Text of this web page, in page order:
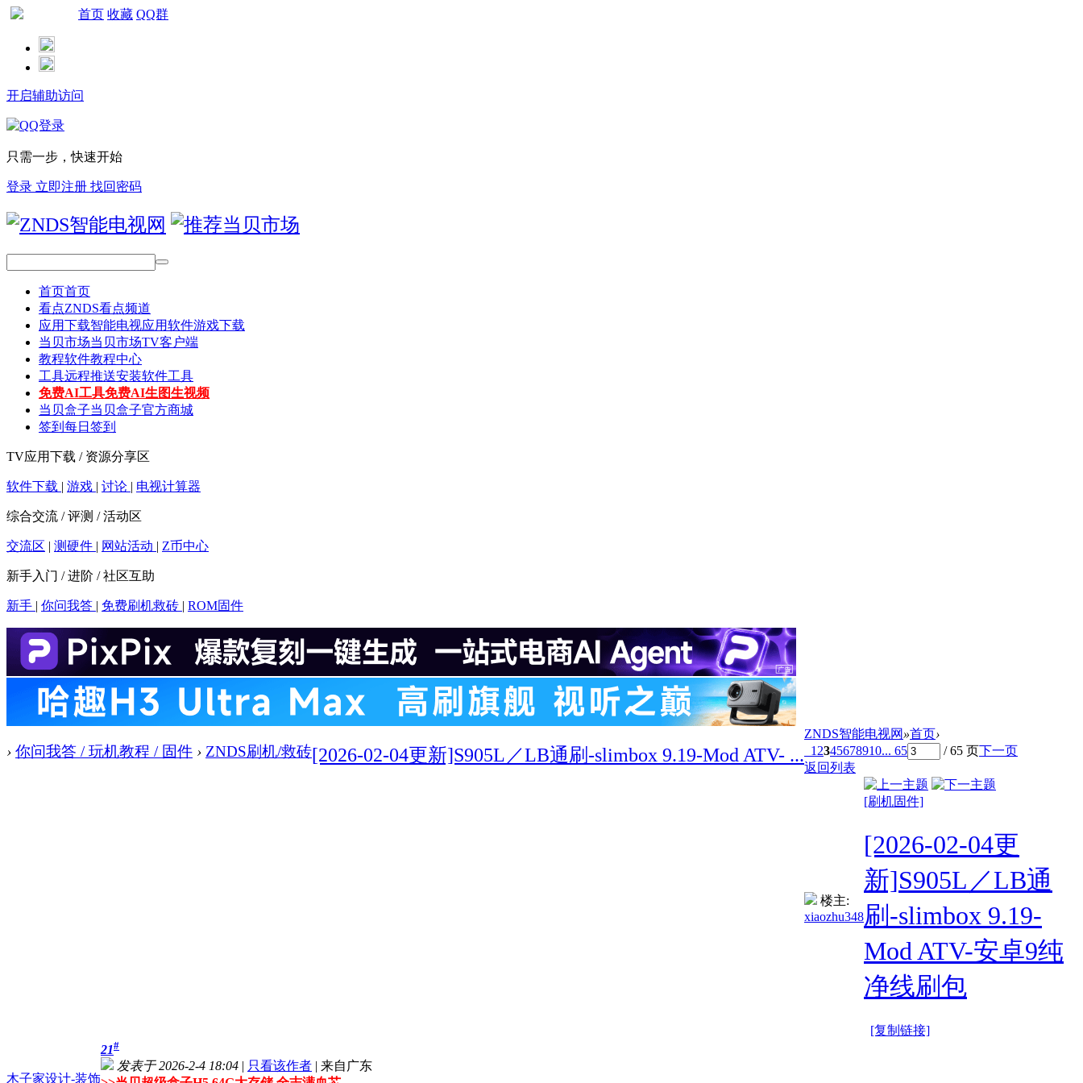
首页 收藏 QQ群
开启辅助访问
只需一步，快速开始
登录 立即注册 找回密码
首页首页
看点ZNDS看点频道
应用下载智能电视应用软件游戏下载
当贝市场当贝市场TV客户端
教程软件教程中心
工具远程推送安装软件工具
免费AI工具免费AI生图生视频
当贝盒子当贝盒子官方商城
签到 每日签到
TV应用下载 / 资源分享区
软件下载 | 游戏 | 讨论 | 电视计算器
综合交流 / 评测 / 活动区
交流区 | 测硬件 | 网站活动 | Z币中心
新手入门 / 进阶 / 社区互助
新手 | 你问我答 | 免费刷机救砖 | ROM固件
ZNDS智能电视网 »首页
› 你问我答 / 玩机教程 / 固件 › ZNDS刷机/救砖
›
[2026-02-04更新]S905L／LB通刷-slimbox 9.19-Mod ATV- ... 1 2345678910... 65 / 65 页下一页
返回列表
楼主:
xiaozhu348
[刷机固件]
[2026-02-04更
新]S905L／LB通
刷-slimbox 9.19-
Mod ATV-安卓9纯
净线刷包
[复制链接]
木子家设计-装饰
21#
发表于 2026-2-4 18:04 | 只看该作者 | 来自广东